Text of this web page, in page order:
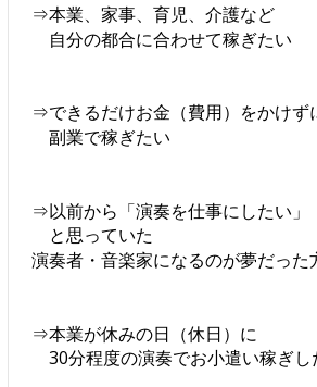
⇒本業、家事、育児、介護など
自分の都合に合わせて稼ぎたい
⇒できるだけお金（費用）をかけず
副業で稼ぎたい
⇒以前から「演奏を仕事にしたい」
と思っていた
演奏者・音楽家になるのが夢だった
⇒本業が休みの日（休日）に
30分程度の演奏でお小遣い稼ぎし